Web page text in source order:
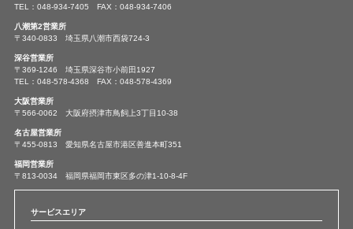
TEL：048-934-7405 FAX：048-934-7406
八潮第2営業所
〒340-0833 埼玉県八潮市西袋724-3
深谷営業所
〒369-1246 埼玉県深谷市小前田1927
TEL：048-578-4368 FAX：048-578-4369
大阪営業所
〒566-0062 大阪府摂津市鳥飼上3丁目10-38
名古屋営業所
〒455-0813 愛知県名古屋市港区善進本町351
福岡営業所
〒813-0034 福岡県福岡市東区多の津1-10-8-4F
サービスエリア